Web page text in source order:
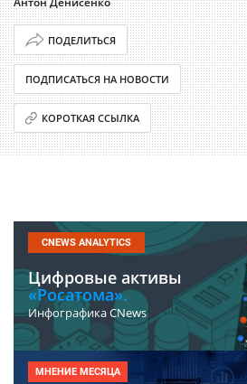
ПОДЕЛИТЬСЯ
ПОДПИСАТЬСЯ НА НОВОСТИ
КОРОТКАЯ ССЫЛКА
CNEWS ANALYTICS
Цифровые активы
«Росатома».
Инфографика CNews
МНЕНИЕ МЕСЯЦА